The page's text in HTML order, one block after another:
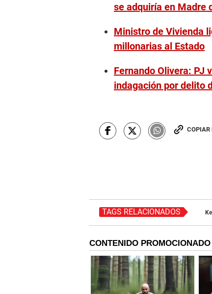
se adquiría en Madre
Ministro de Vivienda
millonarias al Estado
Fernando Olivera: PJ
indagación por delito
COPIAR
TAGS RELACIONADOS